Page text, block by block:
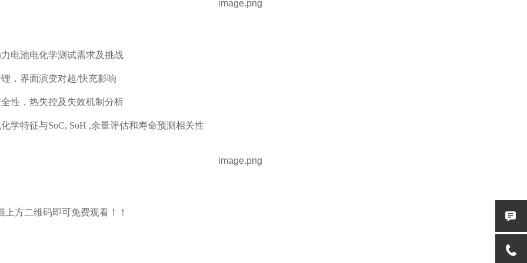
电池电化学测试需求及挑战
，界面演变对超/快充影响
性，热失控及失效机制分析
学特征与SoC, SoH ,余量评估和寿命预测相关性
上方二维码即可免费观看！！